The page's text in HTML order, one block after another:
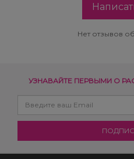
Нет отзывов
УЗНАВАЙТЕ ПЕРВЫМИ О